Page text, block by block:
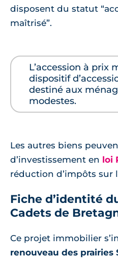
disposent du statut
maîtrisé”.
L’accession à prix
dispositif
destiné aux
modestes.
Les autres biens
d’investissement en loi
réduction d’impôts sur
Fiche d’identité
Cadets de
Ce projet immobilier
renouveau des prairies